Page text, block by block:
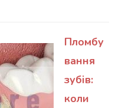
Пломбу
вання
зубів:
коли